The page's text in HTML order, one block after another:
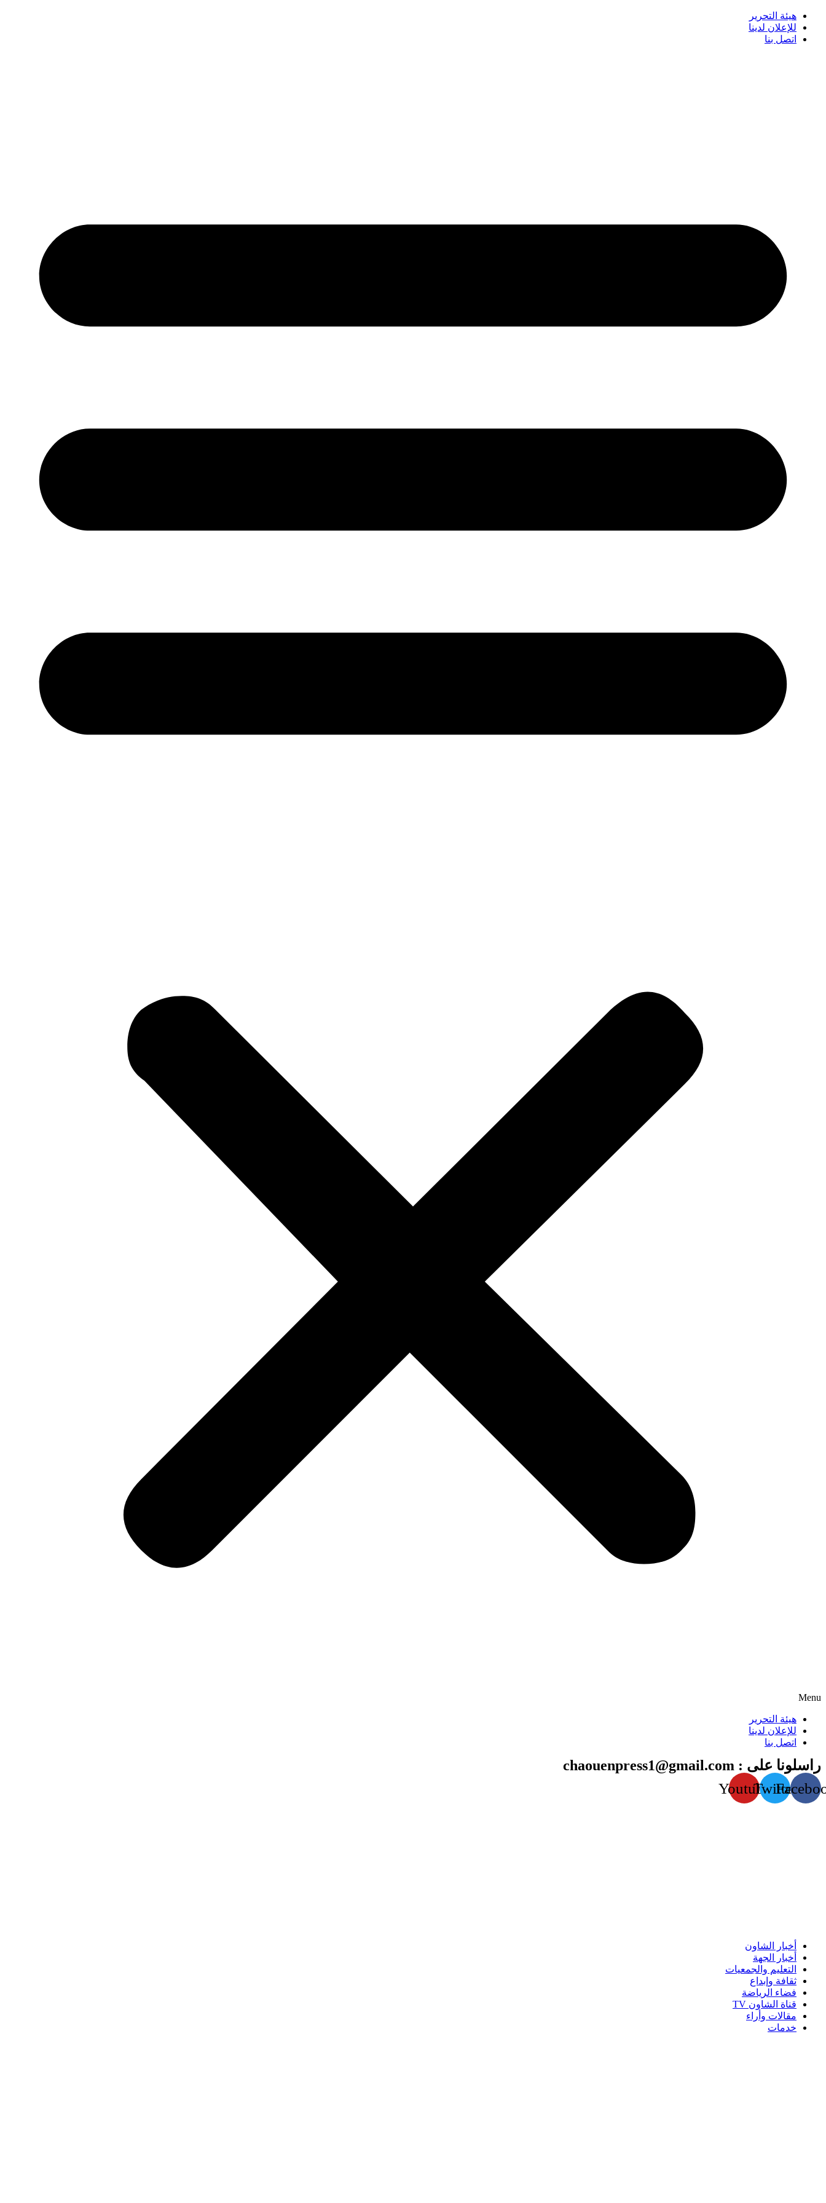
هيئة التحرير
للإعلان لدينا
اتصل بنا
Menu
هيئة التحرير
للإعلان لدينا
اتصل بنا
راسلونا على : chaouenpress1@gmail.com
Twitter
Youtube
أخبار الشاون
أخبار الجهة
التعليم والجمعيات
ثقافة وإبداع
فضاء الرياضة
قناة الشاون TV
مقالات وأراء
خدمات